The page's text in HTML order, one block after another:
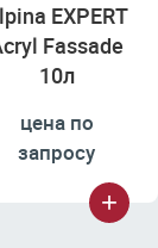
EXPERT
Fassade
10л
цена по
запросу